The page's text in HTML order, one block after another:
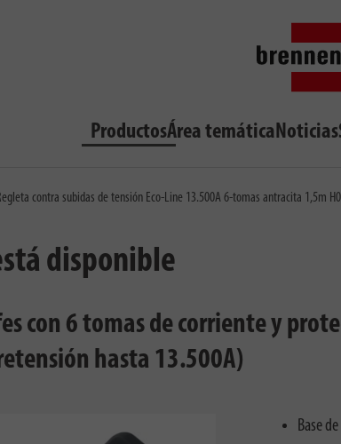
ProductosÁrea temáticaNoticias
contra subidas de tensión Eco-Line 13.500A 6-tomas antracita 1,5m
disponible
con 6 tomas de corriente y
hasta 13.500A)
Base